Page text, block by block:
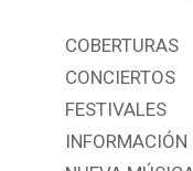
COBERTURAS
CONCIERTOS
FESTIVALES
INFORMACIÓN